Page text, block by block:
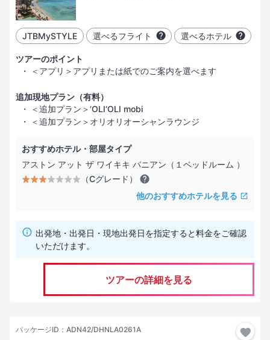
JTBMySTYLE 選べるフライト 選べるホテル
ツアーのポイント
＜アプリ＞アプリまたは紙でのご案内を選べます
追加現地プラン（有料）
＜追加プラン＞‘OLI‘OLI mobi
＜追加プラン＞オリオリオーシャンラウンジ
おすすめホテル・部屋タイプ
アストン アット ザ ワイキキ バニアン（１ベッドルーム ）
（Cグレード）
他のおすすめホテルを見る
出発地・出発日・現地出発日を指定すると料金をご確認
いただけます。
ツアーの詳細を見る
パッケージID：ADN42/DHNLA0261A